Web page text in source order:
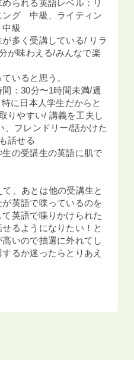
られる英語レベル：リ
グ 中級、ライティン
級
多く受講している/ リラ
が味わえる/みんなで楽
いると思う。
：30分〜1時間未満/週
に日本人学生だからと
りやすい/ 講義を工夫し
、フレンドリー/話かけた
話せる
生の受講生の英語に肌で
、あとは他の受講生と
英語で喋っているのを
英語で喋りかけられた
るようになりたい！と
いので抽選に外れてし
るか迷ったらとりあえ